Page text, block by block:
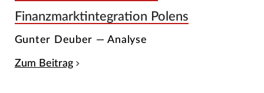
Finanzmarktintegration Polens
Gunter Deuber — Analyse
Zum Beitrag